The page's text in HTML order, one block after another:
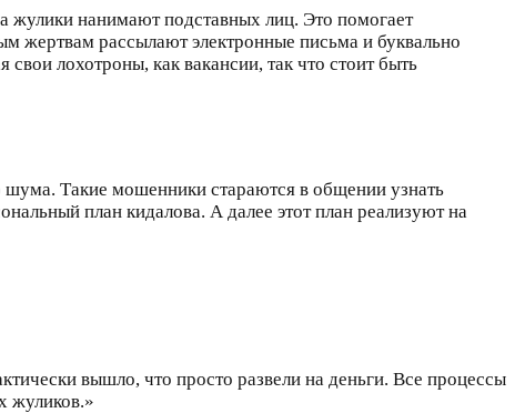
жулики нанимают подставных лиц. Это помогает
жертвам рассылают электронные письма и буквально
лохотроны, как вакансии, так что стоит быть
Такие мошенники стараются в общении узнать
план кидалова. А далее этот план реализуют на
вышло, что просто развели на деньги. Все процессы
жуликов.»